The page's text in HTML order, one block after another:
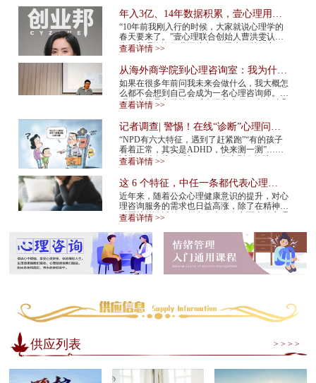
2024年...
年入3亿、14年数据积累，壹心理用AI
打造心理服务行业“小怪兽”
“10年前我刚入行的时候，大家就说心理学的
春天要来了。”壹心理联合创始人曹洪雯认
为，心理咨询行业还处在“春天来临前的寒
标准...
查看详情 >>
从海外商学院到心理咨询室：我为什么
在34岁决定转行
如果在很多年前问我未来会做什么，我大概怎
么都不会想到自己会成为一名心理咨询师。我
硕士读的是商学院。后来进入大厂，也有过几
常、...
查看详情 >>
记者调查| 警惕！在线“诊断”心理问
题，越治越病！
“NPD有六大特征，遇到了赶紧跑”“有的孩子
看着正常，其实是ADHD，快来测一测”……
近期，以在线“诊断”NPD（自恋型人格障
的视频在网...
查看详情 >>
这 6 个特征，中任一条都代表心理咨
询师不靠谱！赶紧换
近年来，随着公众心理健康意识的提升，对心
理咨询服务的需求也日益高涨，除了在精神专
科医院就诊以外，很多人也会在市面上的心理
备...
查看详情 >>
供应列表 > > > >